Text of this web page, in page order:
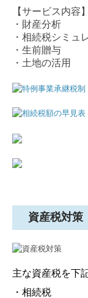
【サービス内容】
・財産分析
・相続税シミュ
・生前贈与
・土地の活用
資産税対策
主な資産税を下
・相続税